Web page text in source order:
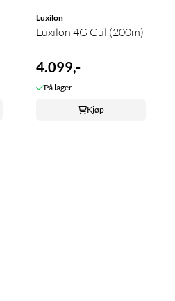
Luxilon
Luxilon 4G Gul (200m)
4.099,-
På lager
Kjøp